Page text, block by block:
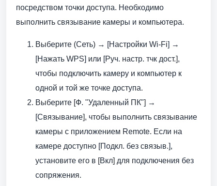
посредством точки доступа. Необходимо
выполнить связывание камеры и компьютера.
Выберите (Сеть) → [Настройки Wi-Fi] →
[Нажать WPS] или [Руч. настр. тчк дост.],
чтобы подключить камеру и компьютер к
одной и той же точке доступа.
Выберите [Ф. "Удаленный ПК"] →
[Связывание], чтобы выполнить связывание
камеры с приложением Remote. Если на
камере доступно [Подкл. без связыв.],
установите его в [Вкл] для подключения без
сопряжения.